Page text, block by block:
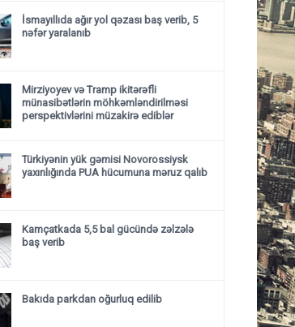
İsmayıllıda ağır yol qəzası baş verib, 5
nəfər yaralanıb
Mirziyoyev və Tramp ikitərəfli
münasibətlərin möhkəmləndirilməsi
perspektivlərini müzakirə ediblər
Türkiyənin yük gəmisi Novorossiysk
yaxınlığında PUA hücumuna məruz qalıb
Kamçatkada 5,5 bal gücündə zəlzələ
baş verib
Bakıda parkdan oğurluq edilib